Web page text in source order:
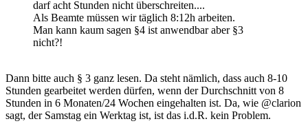
darf acht Stunden nicht überschreiten....
Als Beamte müssen wir täglich 8:12h arbeiten.
Man kann kaum sagen §4 ist anwendbar aber §3
nicht?!
Dann bitte auch § 3 ganz lesen. Da steht nämlich, dass auch 8-10
Stunden gearbeitet werden dürfen, wenn der Durchschnitt von 8
Stunden in 6 Monaten/24 Wochen eingehalten ist. Da, wie @clarion
sagt, der Samstag ein Werktag ist, ist das i.d.R. kein Problem.